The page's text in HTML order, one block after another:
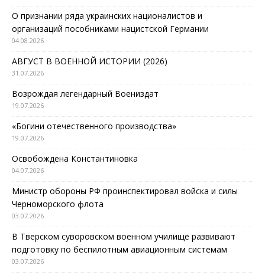
О признании ряда украинских националистов и
организаций пособниками нацистской Германии
04.08.2026
АВГУСТ В ВОЕННОЙ ИСТОРИИ (2026)
31.07.2026
Возрождая легендарный Воениздат
19.07.2026
«Богини отечественного производства»
19.07.2026
Освобождена Константиновка
04.07.2026
Министр обороны РФ проинспектировал войска и силы
Черноморского флота
03.07.2026
В Тверском суворовском военном училище развивают
подготовку по беспилотным авиационным системам
03.07.2026